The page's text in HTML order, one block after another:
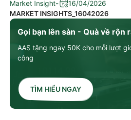
Gọi bạn lên sàn - Quà về rộn
AAS tặng ngay 50K cho mỗi lượt
công
TÌM HIỂU NGAY
Market Insight-
16/04/2026
MARKET INSIGHTS_16042026